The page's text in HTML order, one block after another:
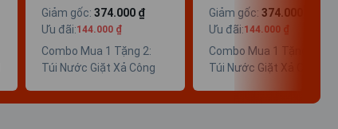
Giảm gốc: 374.000 ₫
Ưu đãi:144.000 ₫
Combo Mua 1 Tặng 2:
Túi Nước Giặt Xả Công
Tím 4,2KG (Tặng Xả Vải
Giảm gốc: 374.000 ₫
Ưu đãi:144.000 ₫
Combo Mua 1 Tặng 2:
Túi Nước Giặt Xả Công
Xanh Lá 4,2KG (Tặng Xả